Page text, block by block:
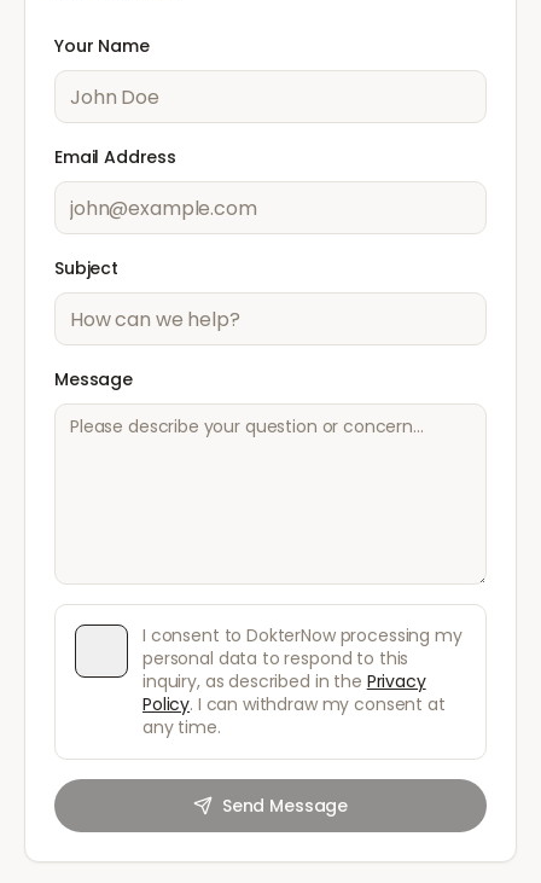
Your Name
Email Address
Subject
Message
I consent to DokterNow processing my
personal data to respond to this
inquiry, as described in the Privacy
Policy. I can withdraw my consent at
any time.
Send Message